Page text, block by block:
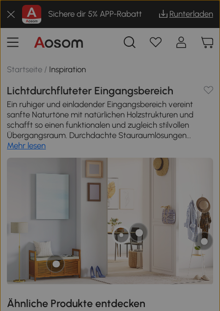
Sichere dir 5% APP-Rabatt Runterladen
Startseite / Inspiration
Lichtdurchfluteter Eingangsbereich
Ein ruhiger und einladender Eingangsbereich vereint
sanfte Naturtöne mit natürlichen Holzstrukturen und
schafft so einen funktionalen und zugleich stilvollen
Übergangsraum. Durchdachte Stauraumlösungen...
Mehr lesen
Ähnliche Produkte entdecken